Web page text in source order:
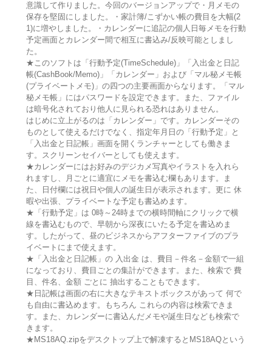
意識して作りました。今回のバージョンアップで・月メモの
保存を堅固にしました。・家計簿/こずかい帳の費目を大幅(2
1)に増やしました。・カレンダーに追記の個人日毎メモを行動
予定画面とカレンダー間で相互に書込み/反映可能としまし
た。
★このソフトは「行動予定(TimeSchedule)」「入出金と日記
帳(CashBook/Memo)」「カレンダー」および「マル秘メモ帳
(プライベートメモ)」の四つの主要画面からなります。「マル
秘メモ帳」にはパスワードを設定できます。また、ファイル
は暗号化されており他人に見られる恐れはありません。
はじめに立上がるのは「カレンダー」です。カレンダーその
ものとして使えるだけでなく、指定年月日の「行動予定」と
「入出金と日記帳」画面を開くランチャーとしても働きま
す。スクリーンセイバーとしても使えます。
★カレンダーにはお好みのデジカメ写真やイラストを入れら
れますし、月ごとに適宜にメモを書込む欄もあります。ま
た、日付欄には祝日や個人の誕生日が表示されます。更に 休
暇や出張、プライベートな予定も書込めます。
★「行動予定」は 0時～24時までの横時間軸にクリックで横
線を書込むもので、早朝から深夜にいたる予定を書込めま
す。したがって、昼のビジネスからアフターファイブのプラ
イベートにまで使えます。
★「入出金と日記帳」の 入出金 は、費目－件名－金額で一組
になっており、費目ごとの集計ができます。また、検索で 費
目、件名、金額 ごとに 抽出することもできます。
★日記帳は画面の右に大きなテキストボックスがあって 何で
も自由に書込めます。もちろん これらの内容は検索できま
す。また、カレンダーに書込んだメモや誕生日なども検索で
きます。
★MS18AQ.zipをデスクトップ上で解凍するとMS18AQという